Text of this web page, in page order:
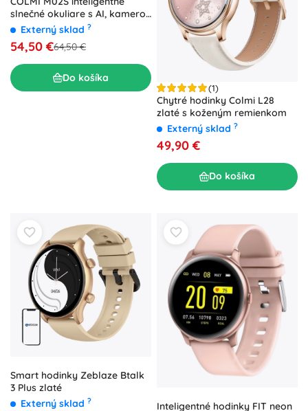
slnečné okuliare s AI, kamerou
a Bluetooth
Externý sklad ?
54,50 €64,50 €
Do košíka
(1)
Chytré hodinky Colmi L28
zlaté s koženým remienkom
Externý sklad ?
49,90 €
Do košíka
Smart hodinky Zeblaze Btalk
3 Plus zlaté
Externý sklad ? Inteligentné hodinky FIT neon